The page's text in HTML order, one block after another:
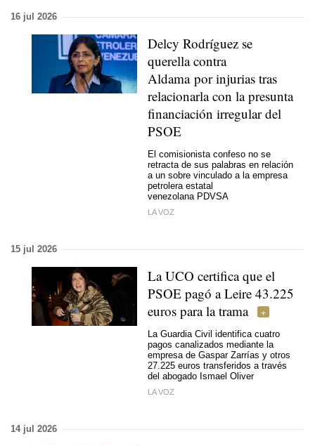
16 jul 2026
Delcy Rodríguez se
querella contra
Aldama por injurias tras
relacionarla con la presunta
financiación irregular del
PSOE
El comisionista confeso no se
retracta de sus palabras en relación
a un sobre vinculado a la empresa
petrolera estatal
venezolana PDVSA
LA VOZ
15 jul 2026
La UCO certifica que el
PSOE pagó a Leire 43.225
euros para la trama
La Guardia Civil identifica cuatro
pagos canalizados mediante la
empresa de Gaspar Zarrías y otros
27.225 euros transferidos a través
del abogado Ismael Oliver
LA VOZ
14 jul 2026